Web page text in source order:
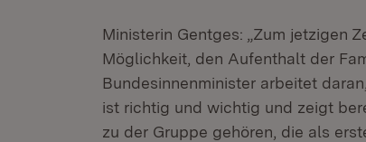
Ministerin Gentges: „Zum jetzigen
Möglichkeit, den Aufenthalt der
Bundesinnenminister arbeitet
ist richtig und wichtig und zeigt
zu der Gruppe gehören, die als